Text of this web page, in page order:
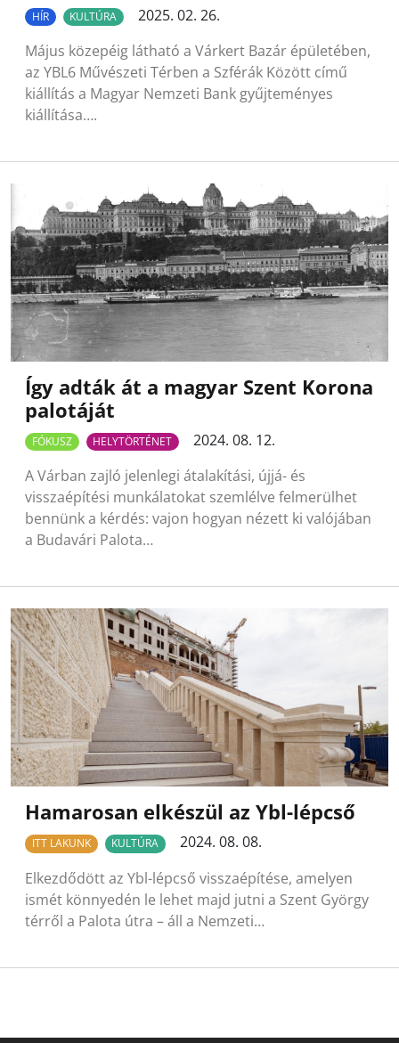
HÍR KULTÚRA
2025. 02. 26.
Május közepéig látható a Várkert Bazár épületében,
az YBL6 Művészeti Térben a Szférák Között című
kiállítás a Magyar Nemzeti Bank gyűjteményes
kiállítása….
Így adták át a magyar Szent Korona
palotáját
FÓKUSZ HELYTÖRTÉNET
2024. 08. 12.
A Várban zajló jelenlegi átalakítási, újjá- és
visszaépítési munkálatokat szemlélve felmerülhet
bennünk a kérdés: vajon hogyan nézett ki valójában
a Budavári Palota…
Hamarosan elkészül az Ybl-lépcső
ITT LAKUNK KULTÚRA
2024. 08. 08.
Elkezdődött az Ybl-lépcső visszaépítése, amelyen
ismét könnyedén le lehet majd jutni a Szent György
térről a Palota útra – áll a Nemzeti…